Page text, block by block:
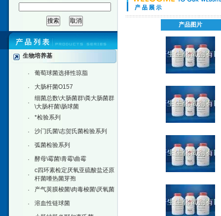
生物培养基
· 葡萄球菌选择性琼脂
· 大肠杆菌O157
·
细菌总数\大肠菌群\粪大肠菌群
\大肠杆菌\肠球菌
·
*检验系列
· 沙门氏菌\志贺氏菌检验系列
· 弧菌检验系列
· 酵母\霉菌\青霉\曲霉
·
c四环素检定厌氧亚硫酸盐还原
杆菌嗜热菌芽孢
·
产气荚膜梭菌\肉毒梭菌\厌氧菌
· 溶血性链球菌
产品图片